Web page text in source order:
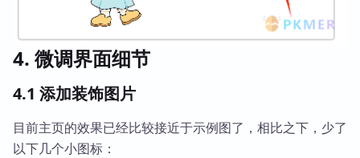
4. 微调界面细节
4.1 添加装饰图片
目前主页的效果已经比较接近于示例图了，相比之下，少了
以下几个小图标：